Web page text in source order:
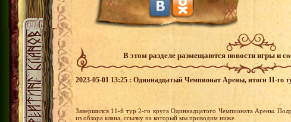
В этом разделе размещаются новости игры и
2023-05-01 13:25 : Одиннадцатый Чемпионат Арены, итоги 11-го
Завершился 11-й тур 2-го круга Одиннадцатого Чемпионата Арены.
из обзора клана, ссылку на который мы приводим ниже.